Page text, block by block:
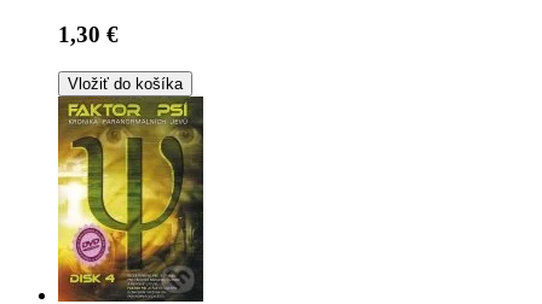
1,30 €
Vložiť do košíka